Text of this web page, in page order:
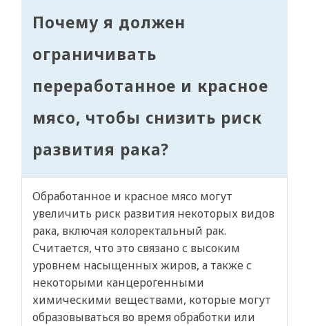
Почему я должен
ограничивать
переработанное и красное
мясо, чтобы снизить риск
развития рака?
Обработанное и красное мясо могут
увеличить риск развития некоторых видов
рака, включая колоректальный рак.
Считается, что это связано с высоким
уровнем насыщенных жиров, а также с
некоторыми канцерогенными
химическими веществами, которые могут
образовываться во время обработки или